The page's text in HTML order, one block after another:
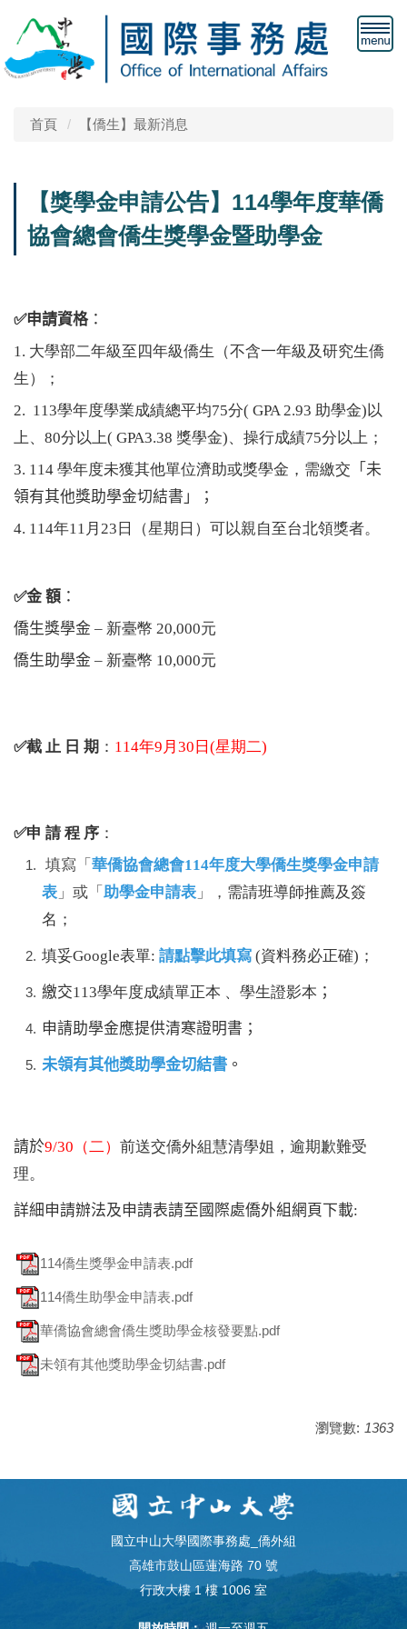
首頁 【僑生】最新消息
【獎學金申請公告】114學年度華僑
協會總會僑生獎學金暨助學金
✅申請資格 ：
1. 大學部二年級至四年級僑生（不含一年級及研究生僑
生）；
2. 113學年度學業成績總平均75分( GPA 2.93 助學金)以
上、 80分以上( GPA3.38 獎學金)、操行成績75分以上；
3. 114 學年度未獲其他單位濟助或獎學金，需繳交 「 未
領有其他獎助學金切結書」；
4. 114年11月23日（星期日）可以親自至台北領獎者。
✅金 額 ：
僑生獎學金 – 新臺幣 20,000元
僑生助學金 – 新臺幣 10,000元
✅截 止 日 期 ： 114年9月30日(星期二)
✅申 請 程 序 ：
填寫「 華僑協會總會114年度大學僑生獎學金申請
表 」或「 助學金申請表 」， 需請班導師推薦及簽
名 ；
填妥Google表單: 請點擊此填寫 (資料務必正確) ；
繳交113學年度成績單正本 、學生證影本 ；
申請助學金應提供清寒證明書 ；
未領有其他獎助學金切結書 。
請於9/30（二） 前送交僑外組慧清學姐，逾期歉難受
理。
詳細申請辦法及申請表請至國際處僑外組網頁下載:
114僑生獎學金申請表.pdf
114僑生助學金申請表.pdf
華僑協會總會僑生獎助學金核發要點.pdf
未領有其他獎助學金切結書.pdf
瀏覽數: 1363
國立中山大學國際事務處_僑外組
高雄市鼓山區蓮海路 70 號
行政大樓 1 樓 1006 室